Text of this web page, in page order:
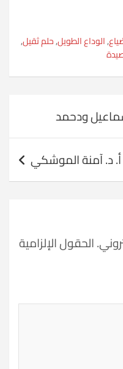
,الوداع الطويل,حلم ثقيل,
ودحمد
د. آمنة الموشكي
الحقول الإلزامية